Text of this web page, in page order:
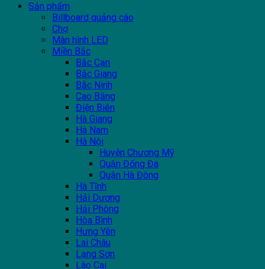
Sản phẩm
Billboard quảng cáo
Chợ
Màn hình LED
Miền Bắc
Bắc Cạn
Bắc Giang
Bắc Ninh
Cao Bằng
Điện Biên
Hà Giang
Hà Nam
Hà Nội
Huyện Chương Mỹ
Quận Đống Đa
Quận Hà Đông
Hà Tĩnh
Hải Dương
Hải Phòng
Hòa Bình
Hưng Yên
Lai Châu
Lạng Sơn
Lào Cai